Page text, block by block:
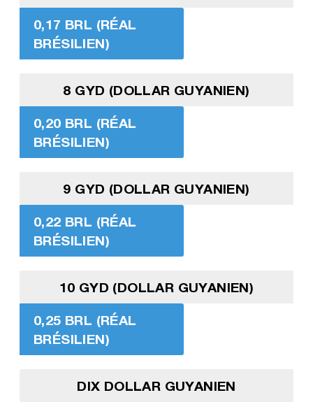
0,17 BRL (RÉAL
BRÉSILIEN)
8 GYD (DOLLAR GUYANIEN)
0,20 BRL (RÉAL
BRÉSILIEN)
9 GYD (DOLLAR GUYANIEN)
0,22 BRL (RÉAL
BRÉSILIEN)
10 GYD (DOLLAR GUYANIEN)
0,25 BRL (RÉAL
BRÉSILIEN)
DIX DOLLAR GUYANIEN